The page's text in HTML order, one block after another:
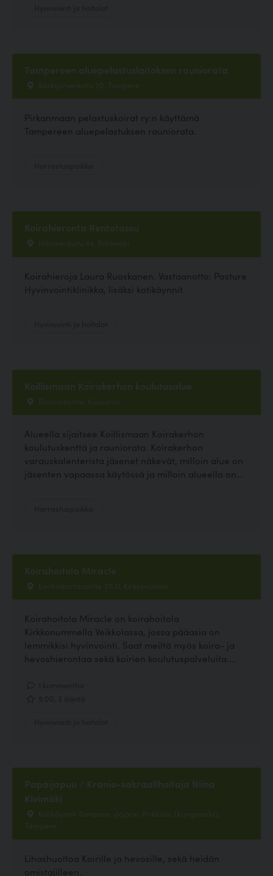
Tampereen aluepelastuslaitoksen rauniorata
Särkijärvenkatu 20, Tampere
Pirkanmaan pelastuskoirat ry:n käyttämä
Tampereen aluepelastuksen rauniorata.
Koirahieronta Rentotassu
Hämeenkatu 44, Riihimäki
Koirahieroja Laura Ruoskanen. Vastaanotto: Posture
Hyvinvointiklinikka, lisäksi kotikäynnit.
Koillismaan Koirakerhon koulutusalue
Raviradantie, Kuusamo
Alueella sijaitsee Koillismaan Koirakerhon
koulutuskenttä ja rauniorata. Koirakerhon
varauskalenterista jäsenet näkevät, milloin alue on
jäsenten vapaassa käytössä ja milloin alueella on...
Koirahoitola Miracle
Eerikinkartanontie 311 D, Kirkkonummi
Koirahoitola Miracle on koirahoitola
Kirkkonummella Veikkolassa, jossa pääasia on
lemmikkisi hyvinvointi. Saat meiltä myös koira- ja
hevoshierontaa sekä koirien koulutuspalveluita....
Papaijapuu / Kranio-sakraalihoitaja Niina
Kivimäki
Kotikäynnit Tampere, ylöjärvi, Pirkkala, (Kangasala),
Tampere
Lihashuoltoa Koirille ja hevosille, sekä heidän
omistajilleen.